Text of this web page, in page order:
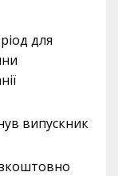
для
випускник